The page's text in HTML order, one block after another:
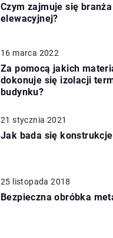
Czym zajmuje się
elewacyjnej?
16 marca 2022
Za pomocą jakich
dokonuje się izolacji
budynku?
21 stycznia 2021
Jak bada się
25 listopada 2018
Bezpieczna obróbka